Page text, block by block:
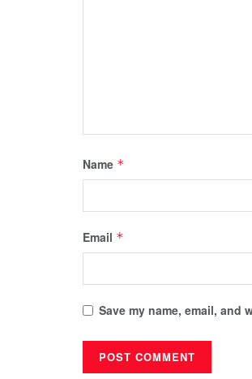
Name *
Email *
Save my name, email, and